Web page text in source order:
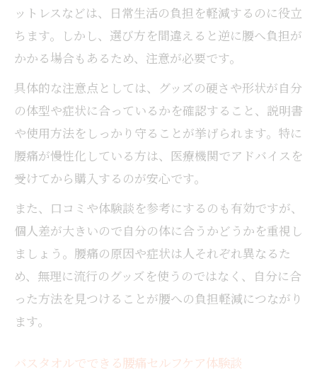
ットレスなどは、日常生活の負担を軽減するのに役立
ちます。しかし、選び方を間違えると逆に腰へ負担が
かかる場合もあるため、注意が必要です。
具体的な注意点としては、グッズの硬さや形状が自分
の体型や症状に合っているかを確認すること、説明書
や使用方法をしっかり守ることが挙げられます。特に
腰痛が慢性化している方は、医療機関でアドバイスを
受けてから購入するのが安心です。
また、口コミや体験談を参考にするのも有効ですが、
個人差が大きいので自分の体に合うかどうかを重視し
ましょう。腰痛の原因や症状は人それぞれ異なるた
め、無理に流行のグッズを使うのではなく、自分に合
った方法を見つけることが腰への負担軽減につながり
ます。
バスタオルでできる腰痛セルフケア体験談